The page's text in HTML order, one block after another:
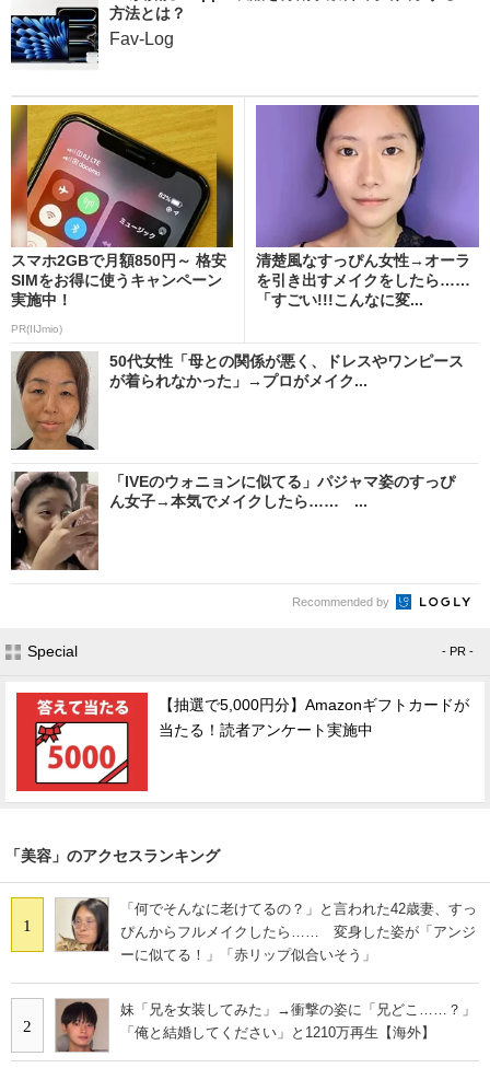
方法とは？
Fav-Log
スマホ2GBで月額850円～ 格安
SIMをお得に使うキャンペーン
実施中！
PR(IIJmio)
清楚風なすっぴん女性→オーラ
を引き出すメイクをしたら……
「すごい!!!こんなに変...
50代女性「母との関係が悪く、ドレスやワンピース
が着られなかった」→プロがメイク...
「IVEのウォニョンに似てる」パジャマ姿のすっぴ
ん女子→本気でメイクしたら…… ...
Recommended by
Special - PR -
【抽選で5,000円分】Amazonギフトカードが
当たる！読者アンケート実施中
「美容」のアクセスランキング
1
「何でそんなに老けてるの？」と言われた42歳妻、すっ
ぴんからフルメイクしたら…… 変身した姿が「アンジ
ーに似てる！」「赤リップ似合いそう」
2
妹「兄を女装してみた」→衝撃の姿に「兄どこ……？」
「俺と結婚してください」と1210万再生【海外】